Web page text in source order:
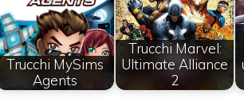
Trucchi MySims
Agents
Trucchi Marvel:
Ultimate Alliance
2